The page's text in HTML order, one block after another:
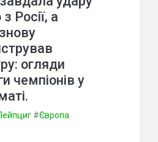
Росії, а
огляди
чемпіонів у
#Європа